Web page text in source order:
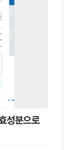
성분으로